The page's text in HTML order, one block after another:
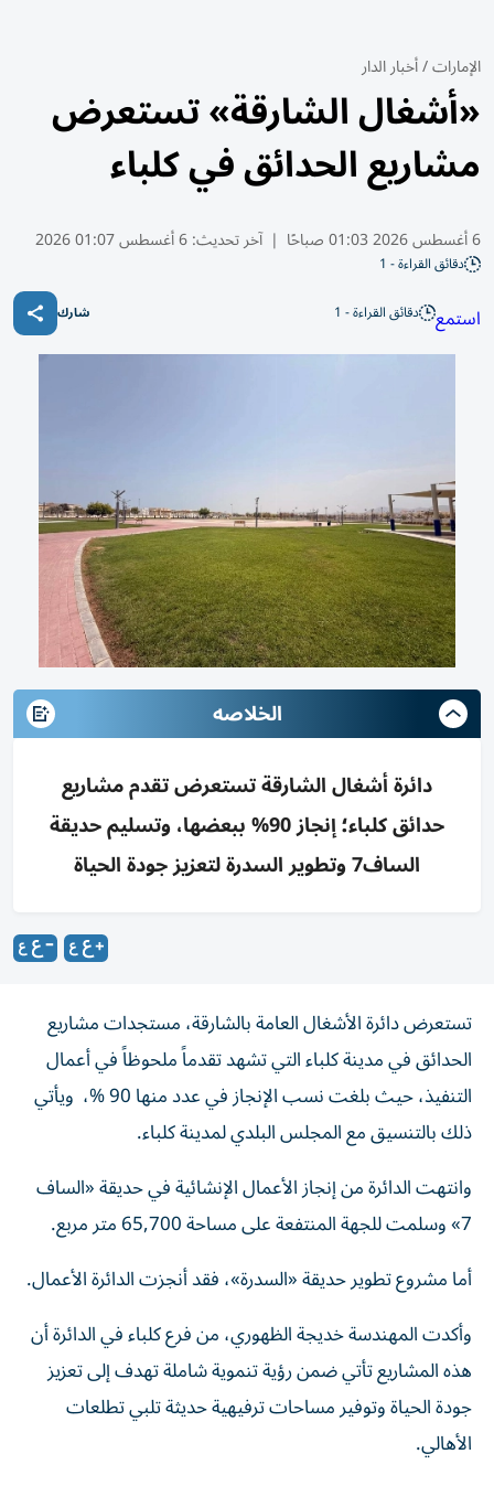
الإمارات/أخبار الدار
«أشغال الشارقة» تستعرض
مشاريع الحدائق في كلباء
6 أغسطس 2026 01:03 صباحًا | آخر تحديث:6 أغسطس 01:07 2026
دقائق القراءة - 1
استمع دقائق القراءة - 1 شارك
الخلاصه
دائرة أشغال الشارقة تستعرض تقدم مشاريع
حدائق كلباء؛ إنجاز 90% ببعضها، وتسليم حديقة
الساف7 وتطوير السدرة لتعزيز جودة الحياة
تستعرض دائرة الأشغال العامة بالشارقة، مستجدات مشاريع
الحدائق في مدينة كلباء التي تشهد تقدماً ملحوظاً في أعمال
التنفيذ، حيث بلغت نسب الإنجاز في عدد منها 90 %، ويأتي
ذلك بالتنسيق مع المجلس البلدي لمدينة كلباء.
وانتهت الدائرة من إنجاز الأعمال الإنشائية في حديقة «الساف
7» وسلمت للجهة المنتفعة على مساحة 65,700 متر مربع.
أما مشروع تطوير حديقة «السدرة»، فقد أنجزت الدائرة الأعمال.
وأكدت المهندسة خديجة الظهوري، من فرع كلباء في الدائرة أن
هذه المشاريع تأتي ضمن رؤية تنموية شاملة تهدف إلى تعزيز
جودة الحياة وتوفير مساحات ترفيهية حديثة تلبي تطلعات
الأهالي.